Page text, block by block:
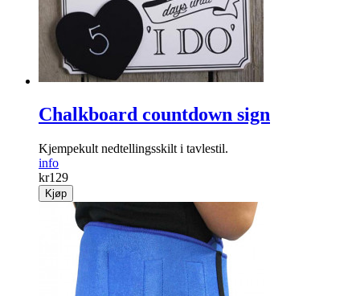
Chalkboard countdown sign
Kjempekult nedtellingsskilt i tavlestil.
info
kr129
Kjøp